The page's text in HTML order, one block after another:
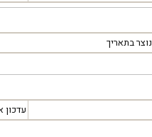
נוצר בתאריך
עדכון